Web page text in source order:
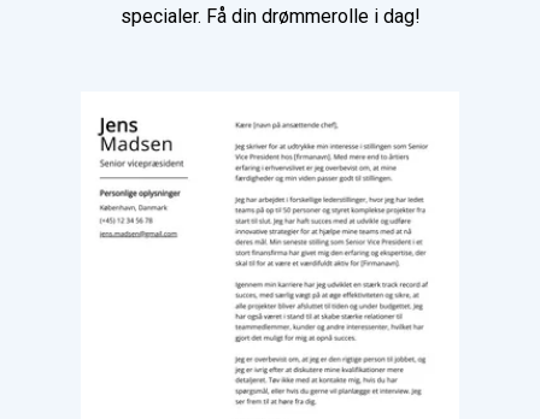
specialer. Få din drømmerolle i dag!